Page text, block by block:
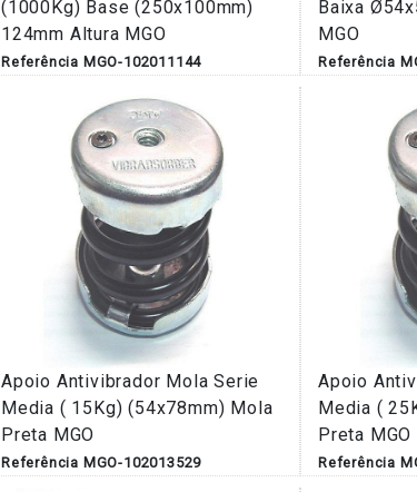
(1000Kg) Base (250x100mm)
124mm Altura MGO
Referência MGO-102011144
Baixa
MGO
Referência
Apoio Antivibrador Mola Serie
Media ( 15Kg) (54x78mm) Mola
Preta MGO
Referência MGO-102013529
Apoio
Media (
Preta MGO
Referência